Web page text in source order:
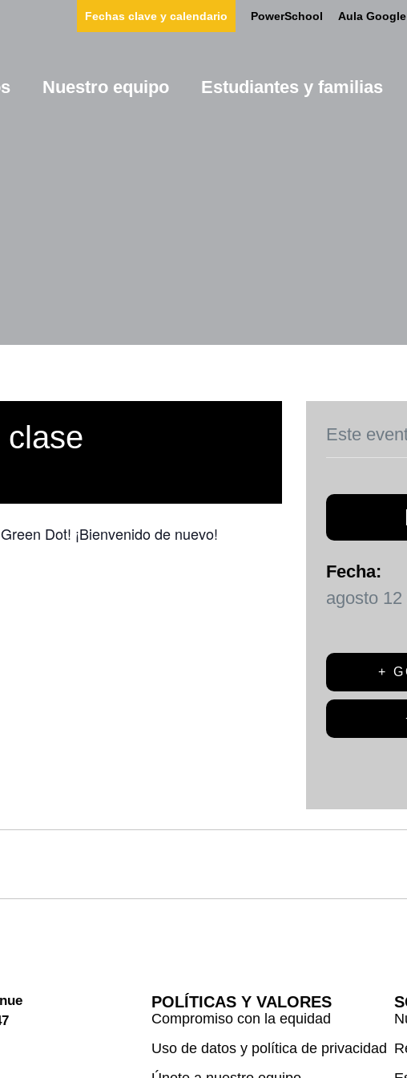
Fechas clave y calendario PowerSchool Aula Google
Nuestro equipo Estudiantes y familias
clase
Dot! ¡Bienvenido de nuevo!
Este
Fecha:
agosto 12
+
POLÍTICAS Y VALORES
Compromiso con la equidad
Uso de datos y política de privacidad